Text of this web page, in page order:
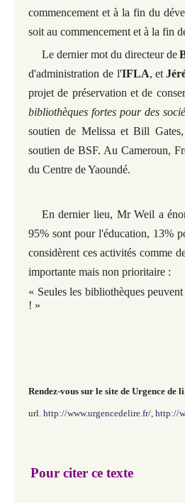
commencement et à la fin du
soit au commencement et à la fin
Le dernier mot du directeur de
d'administration de l'IFLA, et
projet de préservation et de
bibliothèques fortes pour des
soutien de Melissa et Bill
soutien de BSF. Au Cameroun,
du Centre de Yaoundé.
En dernier lieu, Mr Weil a
95% sont pour l'éducation, 13%
considèrent ces activités comme
importante mais non prioritaire :
« Seules les bibliothèques
! »
Rendez-vous sur le site de Urgence
url. http://www.urgencedelire.fr/, http://
Pour citer ce texte